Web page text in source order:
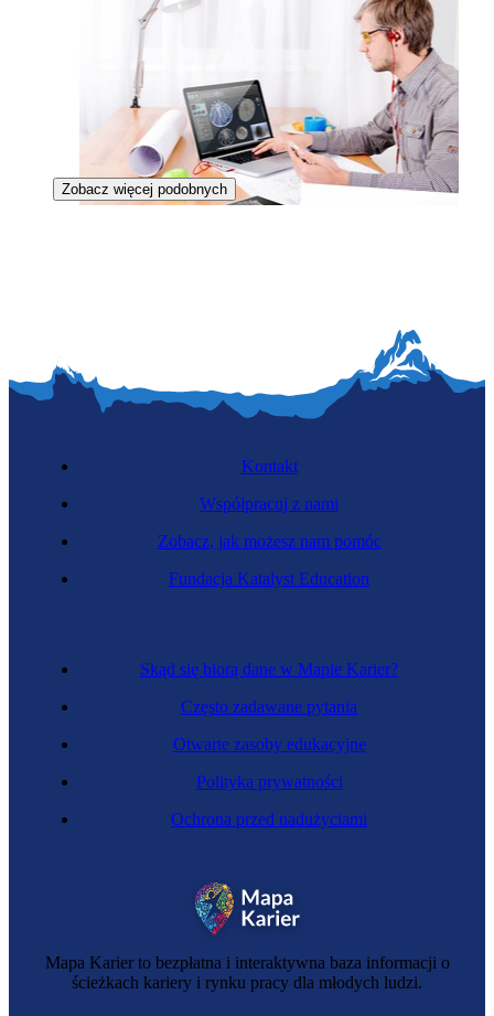
Inżynier transportu drogowego
Inżynier gospodarki wodnej i hydrologii
Zobacz więcej podobnych
Mapa Karier to bezpłatna i interaktywna baza informacji o
ścieżkach kariery i rynku pracy dla młodych ludzi.
Skąd się biorą dane w Mapie Karier?
Często zadawane pytania
Otwarte zasoby edukacyjne
Polityka prywatności
Ochrona przed nadużyciami
Kontakt
Współpracuj z nami
Zobacz, jak możesz nam pomóc
Fundacja Katalyst Education